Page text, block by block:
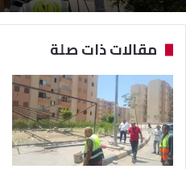
مقالات ذات صلة